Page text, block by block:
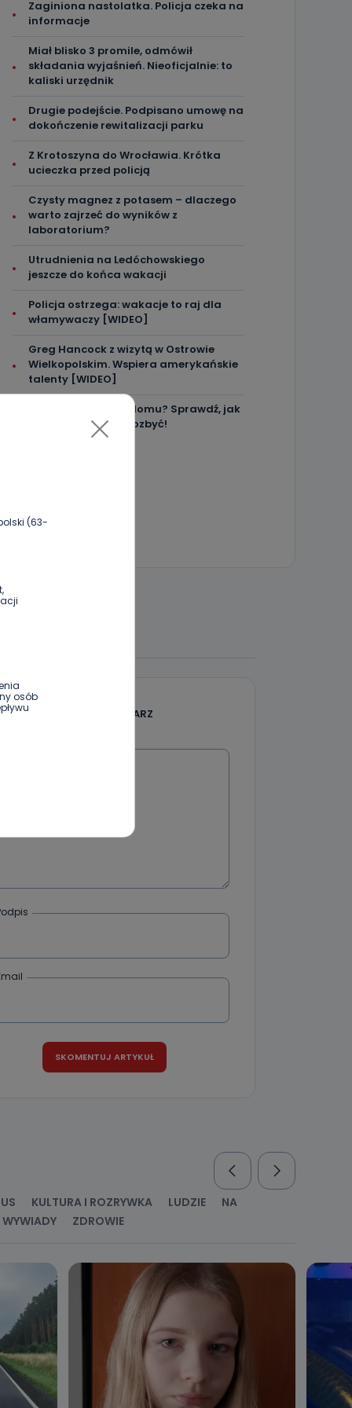
(63-
osób
żądania
Zaginiona nastolatka. Policja czeka na
informacje
Miał blisko 3 promile, odmówił
składania wyjaśnień. Nieoficjalnie: to
kaliski urzędnik
Drugie podejście. Podpisano umowę na
dokończenie rewitalizacji parku
Z Krotoszyna do Wrocławia. Krótka
ucieczka przed policją
Czysty magnez z potasem – dlaczego
warto zajrzeć do wyników z
laboratorium?
Utrudnienia na Ledóchowskiego
jeszcze do końca wakacji
Policja ostrzega: wakacje to raj dla
włamywaczy [WIDEO]
Greg Hancock z wizytą w Ostrowie
Wielkopolskim. Wspiera amerykańskie
talenty [WIDEO]
Masz karaluchy w domu? Sprawdź, jak
skutecznie się ich pozbyć!
DODAJ SWÓJ KOMENTARZ
KULTURA I ROZRYWKA LUDZIE
NA
WYWIADY
ZDROWIE